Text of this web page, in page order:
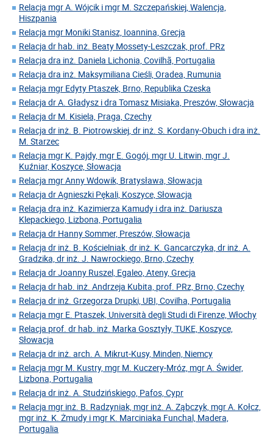
Relacja mgr A. Wójcik i mgr M. Szczepańskiej, Walencja,
Hiszpania
Relacja mgr Moniki Stanisz, Ioannina, Grecja
Relacja dr hab. inż. Beaty Mossety-Leszczak, prof. PRz
Relacja dra inż. Daniela Lichonia, Covilhã, Portugalia
Relacja dra inż. Maksymiliana Cieśli, Oradea, Rumunia
Relacja mgr Edyty Ptaszek, Brno, Republika Czeska
Relacja dr A. Gładysz i dra Tomasz Misiaka, Preszów, Słowacja
Relacja dr M. Kisiela, Praga, Czechy
Relacja dr inż. B. Piotrowskiej, dr inż. S. Kordany-Obuch i dra inż.
M. Starzec
Relacja mgr K. Pajdy, mgr E. Gogój, mgr U. Litwin, mgr J.
Kuźniar, Koszyce, Słowacja
Relacja mgr Anny Wdowik, Bratysława, Słowacja
Relacja dr Agnieszki Pękali, Koszyce, Słowacja
Relacja dra inż. Kazimierza Kamudy i dra inż. Dariusza
Klepackiego, Lizbona, Portugalia
Relacja dr Hanny Sommer, Preszów, Słowacja
Relacja dr inż. B. Kościelniak, dr inż. K. Gancarczyka, dr inż. A.
Gradzika, dr inż. J. Nawrockiego, Brno, Czechy
Relacja dr Joanny Ruszel, Egaleo, Ateny, Grecja
Relacja dr hab. inż. Andrzeja Kubita, prof. PRz, Brno, Czechy
Relacja dr inż. Grzegorza Drupki, UBI, Covilha, Portugalia
Relacja mgr E. Ptaszek, Università degli Studi di Firenze, Włochy
Relacja prof. dr hab. inż. Marka Gosztyły, TUKE, Koszyce,
Słowacja
Relacja dr inż. arch. A. Mikrut-Kusy, Minden, Niemcy
Relacja mgr M. Kustry, mgr M. Kuczery-Mróz, mgr A. Świder,
Lizbona, Portugalia
Relacja dr inż. A. Studzińskiego, Pafos, Cypr
Relacja mgr inż. B. Radzyniak, mgr inż. A. Ząbczyk, mgr A. Kołcz,
mgr inż. K. Żmudy i mgr K. Marciniaka Funchal, Madera,
Portugalia